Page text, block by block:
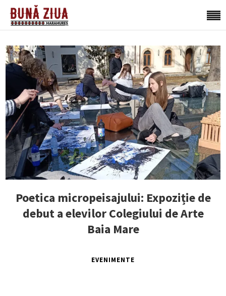
Poetica micropeisajului: Expoziție de
debut a elevilor Colegiului de Arte
Baia Mare
EVENIMENTE